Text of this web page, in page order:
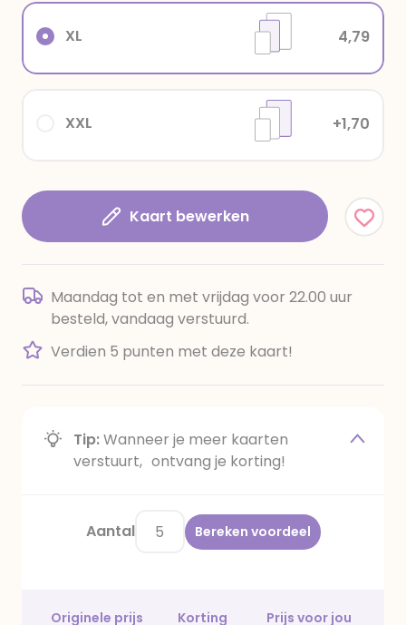
XXL +1,70
XL 4,79
Kaart bewerken
Maandag tot en met vrijdag voor 22.00 uur
besteld, vandaag verstuurd.
Verdien 5 punten met deze kaart!
Tip:Wanneer je meer kaarten
verstuurt, ontvang je korting!
Aantal Bereken voordeel
Originele prijs Korting
Prijs voor jou